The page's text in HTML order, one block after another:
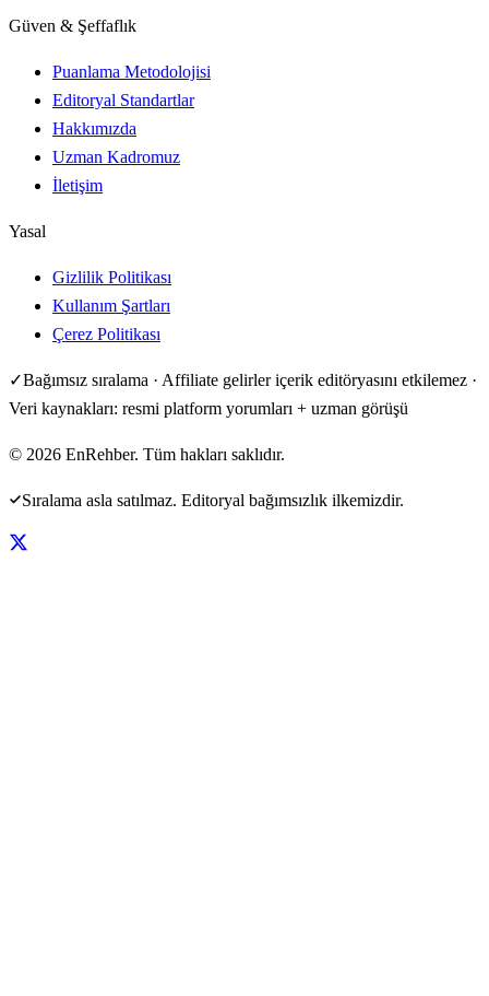
Güven & Şeffaflık
Puanlama Metodolojisi
Editoryal Standartlar
Hakkımızda
Uzman Kadromuz
İletişim
Yasal
Gizlilik Politikası
Kullanım Şartları
Çerez Politikası
✓Bağımsız sıralama · Affiliate gelirler içerik editöryasını etkilemez ·
Veri kaynakları: resmi platform yorumları + uzman görüşü
© 2026 EnRehber. Tüm hakları saklıdır.
Sıralama asla satılmaz. Editoryal bağımsızlık ilkemizdir.